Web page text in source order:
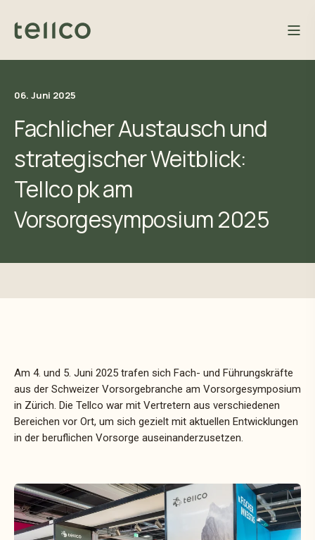
06. Juni 2025
Fachlicher Austausch und
strategischer Weitblick:
Tellco pk am
Vorsorgesymposium 2025
Am 4. und 5. Juni 2025 trafen sich Fach- und Führungskräfte
aus der Schweizer Vorsorgebranche am Vorsorgesymposium
in Zürich. Die Tellco war mit Vertretern aus verschiedenen
Bereichen vor Ort, um sich gezielt mit aktuellen Entwicklungen
in der beruflichen Vorsorge auseinanderzusetzen.